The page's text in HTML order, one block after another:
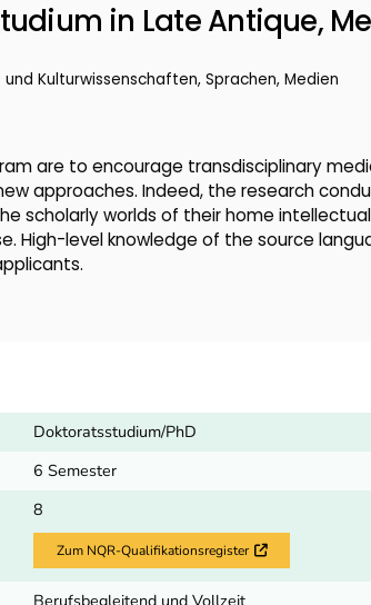
in Late Antique,
Kulturwissenschaften, Sprachen, Medien
are to encourage transdisciplinary
approaches. Indeed, the research
scholarly worlds of their home
High-level knowledge of the source
Doktoratsstudium/PhD
6 Semester
8
Zum NQR-Qualifikationsregister Externer Link